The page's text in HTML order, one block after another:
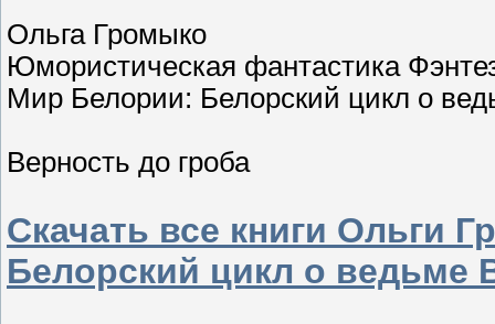
Ольга Громыко
Юмористическая фантастика
Мир Белории: Белорский цикл о
Верность до гроба
Скачать все книги Ольги
Белорский цикл о ведьме